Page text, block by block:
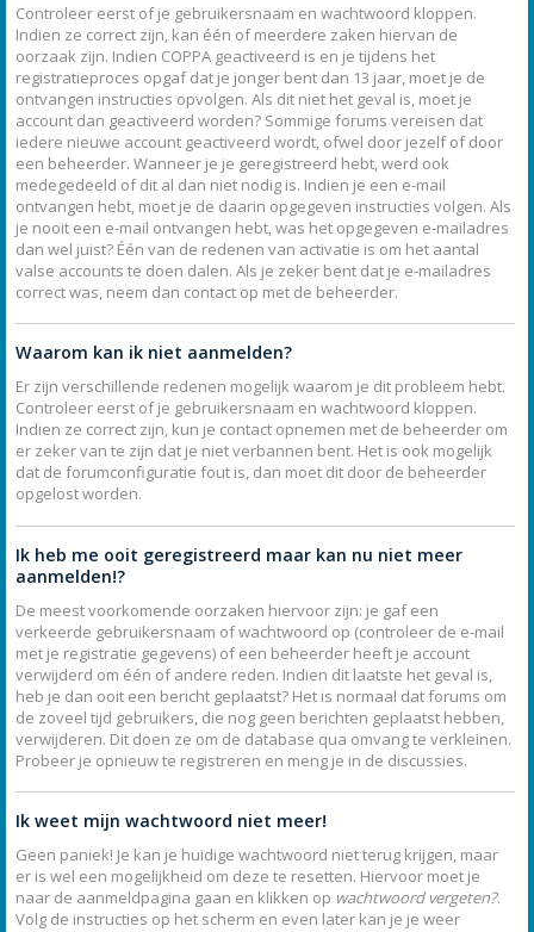
Controleer eerst of je gebruikersnaam en wachtwoord kloppen.
Indien ze correct zijn, kan één of meerdere zaken hiervan de
oorzaak zijn. Indien COPPA geactiveerd is en je tijdens het
registratieproces opgaf dat je jonger bent dan 13 jaar, moet je de
ontvangen instructies opvolgen. Als dit niet het geval is, moet je
account dan geactiveerd worden? Sommige forums vereisen dat
iedere nieuwe account geactiveerd wordt, ofwel door jezelf of door
een beheerder. Wanneer je je geregistreerd hebt, werd ook
medegedeeld of dit al dan niet nodig is. Indien je een e-mail
ontvangen hebt, moet je de daarin opgegeven instructies volgen. Als
je nooit een e-mail ontvangen hebt, was het opgegeven e-mailadres
dan wel juist? Één van de redenen van activatie is om het aantal
valse accounts te doen dalen. Als je zeker bent dat je e-mailadres
correct was, neem dan contact op met de beheerder.
Waarom kan ik niet aanmelden?
Er zijn verschillende redenen mogelijk waarom je dit probleem hebt.
Controleer eerst of je gebruikersnaam en wachtwoord kloppen.
Indien ze correct zijn, kun je contact opnemen met de beheerder om
er zeker van te zijn dat je niet verbannen bent. Het is ook mogelijk
dat de forumconfiguratie fout is, dan moet dit door de beheerder
opgelost worden.
Ik heb me ooit geregistreerd maar kan nu niet meer
aanmelden!?
De meest voorkomende oorzaken hiervoor zijn: je gaf een
verkeerde gebruikersnaam of wachtwoord op (controleer de e-mail
met je registratie gegevens) of een beheerder heeft je account
verwijderd om één of andere reden. Indien dit laatste het geval is,
heb je dan ooit een bericht geplaatst? Het is normaal dat forums om
de zoveel tijd gebruikers, die nog geen berichten geplaatst hebben,
verwijderen. Dit doen ze om de database qua omvang te verkleinen.
Probeer je opnieuw te registreren en meng je in de discussies.
Ik weet mijn wachtwoord niet meer!
Geen paniek! Je kan je huidige wachtwoord niet terug krijgen, maar
er is wel een mogelijkheid om deze te resetten. Hiervoor moet je
naar de aanmeldpagina gaan en klikken op wachtwoord vergeten?.
Volg de instructies op het scherm en even later kan je je weer